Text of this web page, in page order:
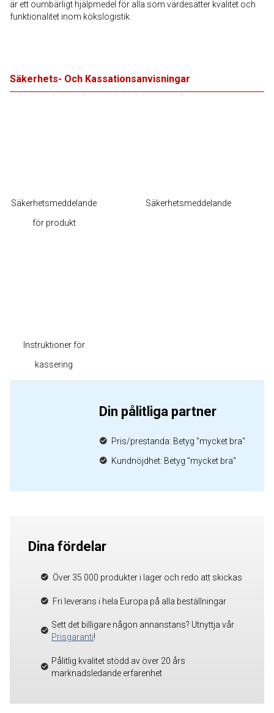
är ett oumbärligt hjälpmedel för alla som värdesätter kvalitet och
funktionalitet inom kökslogistik.
Säkerhets- Och Kassationsanvisningar
Säkerhetsmeddelande
för produkt
Säkerhetsmeddelande
Instruktioner för
kassering
Din pålitliga partner
Pris/prestanda: Betyg "mycket bra"
Kundnöjdhet: Betyg "mycket bra"
Dina fördelar
Över 35 000 produkter i lager och redo att skickas
Fri leverans i hela Europa på alla beställningar
Sett det billigare någon annanstans? Utnyttja vår
Prisgaranti!
Pålitlig kvalitet stödd av över 20 års
marknadsledande erfarenhet